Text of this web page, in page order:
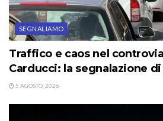
SEGNALIAMO
Traffico e caos nel
Carducci: la segnalazione
5 AGOSTO, 2026